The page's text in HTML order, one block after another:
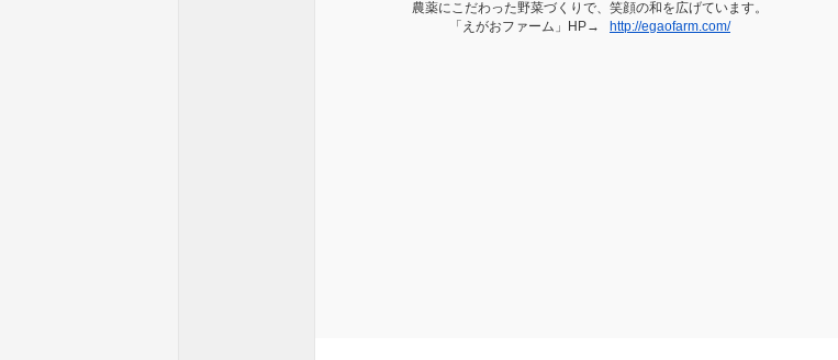
農薬にこだわった野菜づくりで、笑顔の和を広げています。
「えがおファーム」HP→
http://egaofarm.com/